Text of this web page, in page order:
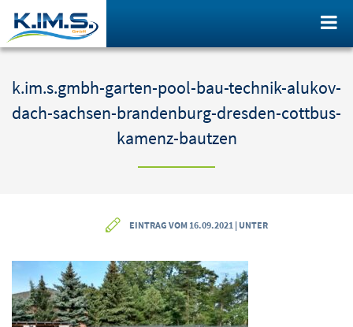
k.im.s.gmbh-garten-pool-bau-technik-alukov-
dach-sachsen-brandenburg-dresden-cottbus-
kamenz-bautzen
EINTRAG VOM 16.09.2021 | UNTER